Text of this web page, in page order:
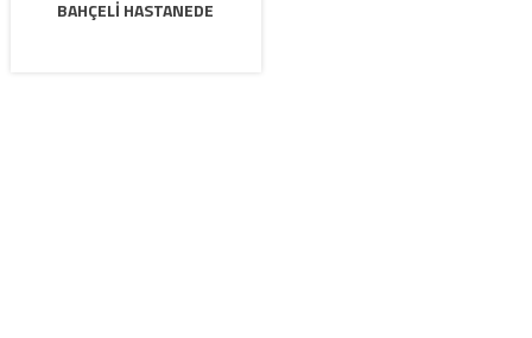
BAHÇELI HASTANEDE